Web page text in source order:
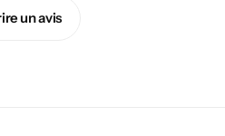
un avis